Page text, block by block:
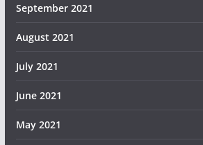
September 2021
August 2021
July 2021
June 2021
May 2021